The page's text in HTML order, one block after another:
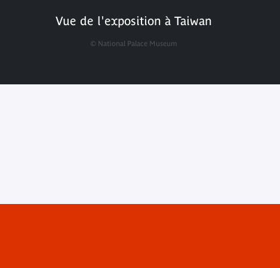
Vue de l'exposition à Taiwan
© National Palace Museum